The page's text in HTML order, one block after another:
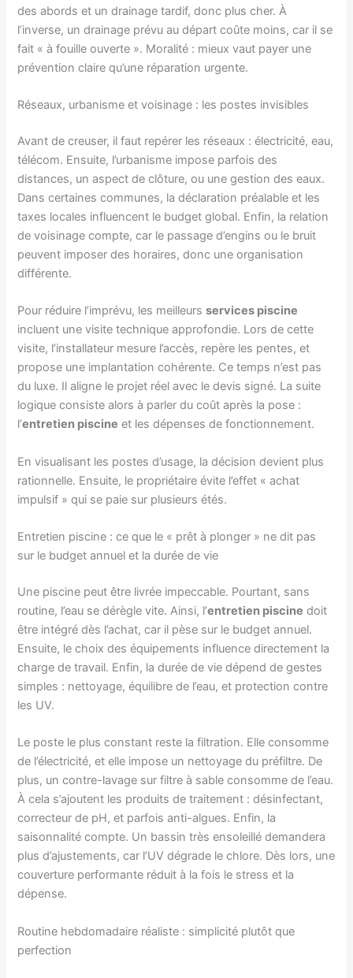
des abords et un drainage tardif, donc plus cher. À
l’inverse, un drainage prévu au départ coûte moins, car il se
fait « à fouille ouverte ». Moralité : mieux vaut payer une
prévention claire qu’une réparation urgente.
Réseaux, urbanisme et voisinage : les postes invisibles
Avant de creuser, il faut repérer les réseaux : électricité, eau,
télécom. Ensuite, l’urbanisme impose parfois des
distances, un aspect de clôture, ou une gestion des eaux.
Dans certaines communes, la déclaration préalable et les
taxes locales influencent le budget global. Enfin, la relation
de voisinage compte, car le passage d’engins ou le bruit
peuvent imposer des horaires, donc une organisation
différente.
Pour réduire l’imprévu, les meilleursservices piscine
incluent une visite technique approfondie. Lors de cette
visite, l’installateur mesure l’accès, repère les pentes, et
propose une implantation cohérente. Ce temps n’est pas
du luxe. Il aligne le projet réel avec le devis signé. La suite
logique consiste alors à parler du coût après la pose :
l’entretien piscine et les dépenses de fonctionnement.
En visualisant les postes d’usage, la décision devient plus
rationnelle. Ensuite, le propriétaire évite l’effet « achat
impulsif » qui se paie sur plusieurs étés.
Entretien piscine : ce que le « prêt à plonger » ne dit pas
sur le budget annuel et la durée de vie
Une piscine peut être livrée impeccable. Pourtant, sans
routine, l’eau se dérègle vite. Ainsi, l’entretien piscine doit
être intégré dès l’achat, car il pèse sur le budget annuel.
Ensuite, le choix des équipements influence directement la
charge de travail. Enfin, la durée de vie dépend de gestes
simples : nettoyage, équilibre de l’eau, et protection contre
les UV.
Le poste le plus constant reste la filtration. Elle consomme
de l’électricité, et elle impose un nettoyage du préfiltre. De
plus, un contre-lavage sur filtre à sable consomme de l’eau.
À cela s’ajoutent les produits de traitement : désinfectant,
correcteur de pH, et parfois anti-algues. Enfin, la
saisonnalité compte. Un bassin très ensoleillé demandera
plus d’ajustements, car l’UV dégrade le chlore. Dès lors, une
couverture performante réduit à la fois le stress et la
dépense.
Routine hebdomadaire réaliste : simplicité plutôt que
perfection